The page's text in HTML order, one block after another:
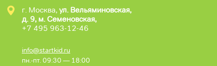
г. Москва, ул. Вельяминовская,
д. 9, м. Семеновская,
+7 495 963-12-46
info@startkid.ru
пн.-пт. 09:30 — 18:00